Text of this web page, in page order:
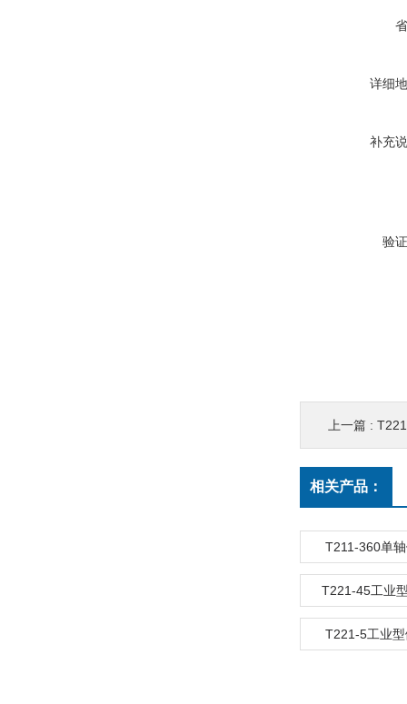
详细
补充
验
上一篇 :
相关产品：
T211-360单
T221-45工业
T221-5工业